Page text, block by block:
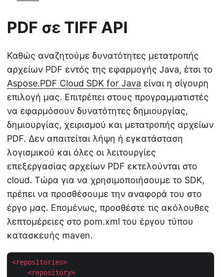
PDF σε TIFF API
Καθώς αναζητούμε δυνατότητες μετατροπής
αρχείων PDF εντός της εφαρμογής Java, έτσι το
Aspose.PDF Cloud SDK for Java είναι η σίγουρη
επιλογή μας. Επιτρέπει στους προγραμματιστές
να εφαρμόσουν δυνατότητες δημιουργίας,
δημιουργίας, χειρισμού και μετατροπής αρχείων
PDF. Δεν απαιτείται λήψη ή εγκατάσταση
λογισμικού και όλες οι λειτουργίες
επεξεργασίας αρχείων PDF εκτελούνται στο
cloud. Τώρα για να χρησιμοποιήσουμε το SDK,
πρέπει να προσθέσουμε την αναφορά του στο
έργο μας. Επομένως, προσθέστε τις ακόλουθες
λεπτομέρειες στο pom.xml του έργου τύπου
κατασκευής maven.
<repositories>
<repository>